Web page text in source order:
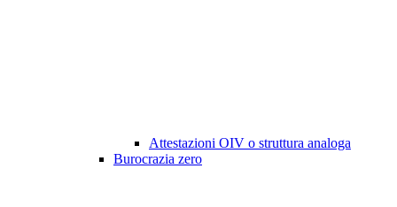
Attestazioni OIV o struttura analoga
Burocrazia zero